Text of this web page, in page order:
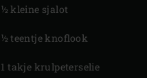
½ kleine sjalot
½ teentje knoflook
1 takje krulpeterselie